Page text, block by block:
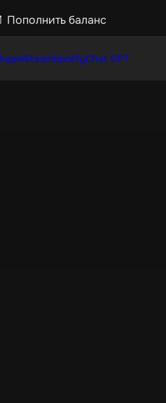
Пополнить баланс
SteamSpotifyChat GPT